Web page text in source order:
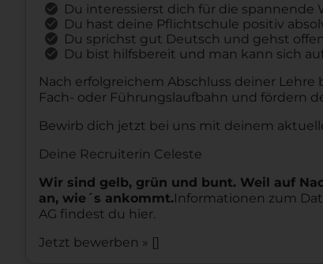
Du interessierst dich für die
Du hast deine Pflichtschule positiv
Du sprichst gut Deutsch und gehst
Du bist hilfsbereit und man kann sich
Nach erfolgreichem Abschluss deiner
Fach- oder Führungslaufbahn und fördern
Bewirb dich jetzt bei uns mit deinem
Deine Recruiterin Celeste
Wir sind gelb, grün und bunt. Weil auf
an, wie´s ankommt.Informationen zum
AG findest du hier.
Jetzt bewerben » []